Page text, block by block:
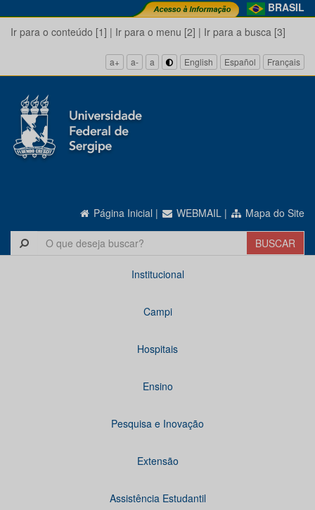
BRASIL
Ir para o conteúdo [1] | Ir para o menu [2] | Ir para a busca [3]
a+ a- a English Español Français
Página Inicial | WEBMAIL | Mapa do Site
Institucional
Campi
Hospitais
Ensino
Pesquisa e Inovação
Extensão
Assistência Estudantil